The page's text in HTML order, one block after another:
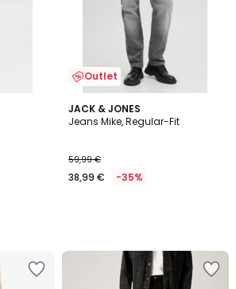
Outlet
JACK & JONES
Jeans Mike, Regular-Fit
59,99 €
38,99 € -35%